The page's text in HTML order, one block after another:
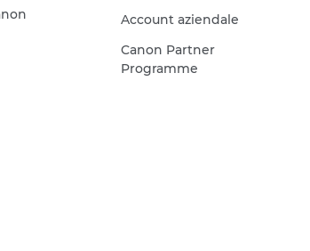
Account aziendale
Canon Partner
Programme